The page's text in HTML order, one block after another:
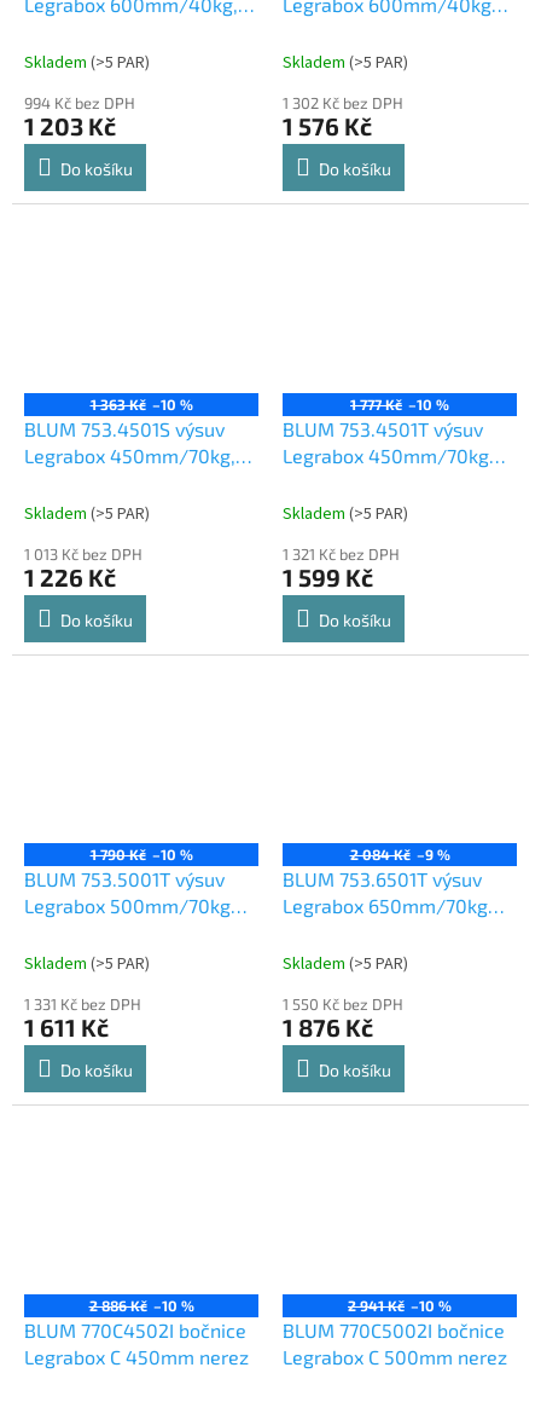
Skladem (>5 PAR)
994 Kč bez DPH
1 203 Kč
Do košíku
Skladem (>5 PAR)
1 302 Kč bez DPH
1 576 Kč
Do košíku
1 363 Kč –10 %
BLUM 753.4501S výsuv
Legrabox 450mm/70kg,
Skladem (>5 PAR)
1 013 Kč bez DPH
1 226 Kč
Do košíku
1 777 Kč –10 %
BLUM 753.4501T výsuv
Legrabox 450mm/70kg
Skladem (>5 PAR)
1 321 Kč bez DPH
1 599 Kč
Do košíku
1 790 Kč –10 %
BLUM 753.5001T výsuv
Legrabox 500mm/70kg
Skladem (>5 PAR)
1 331 Kč bez DPH
1 611 Kč
Do košíku
2 084 Kč –9 %
BLUM 753.6501T výsuv
Legrabox 650mm/70kg
Skladem (>5 PAR)
1 550 Kč bez DPH
1 876 Kč
Do košíku
2 886 Kč –10 %
BLUM 770C4502I bočnice
Legrabox C 450mm nerez
2 941 Kč –10 %
BLUM 770C5002I bočnice
Legrabox C 500mm nerez